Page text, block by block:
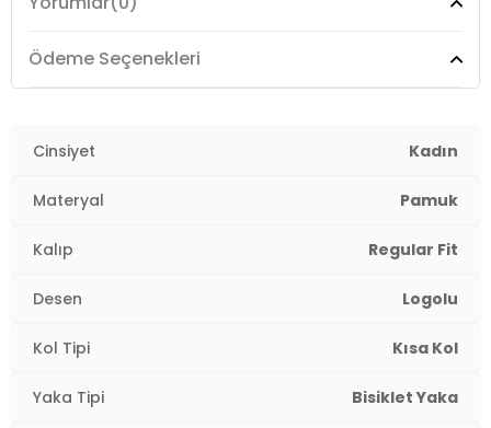
Boy:Standart
Kalıp Bilgisi:Regular Fit
Menşei:
Ödeme Seçenekleri
Cinsiyet Kadın
Materyal Pamuk
Kalıp Regular Fit
Desen Logolu
Kol Tipi Kısa Kol
Yaka Tipi Bisiklet Yaka